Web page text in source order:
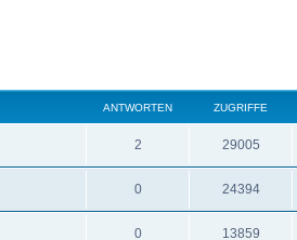
ANTWORTEN ZUGRIFFE
2 29005
0 24394
0 13859